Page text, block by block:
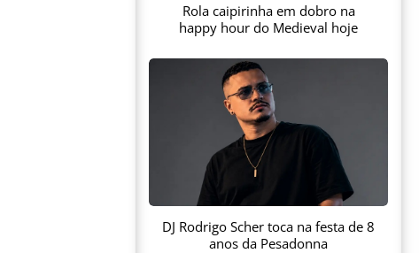
Rola caipirinha em dobro na
happy hour do Medieval hoje
DJ Rodrigo Scher toca na festa de 8
anos da Pesadonna